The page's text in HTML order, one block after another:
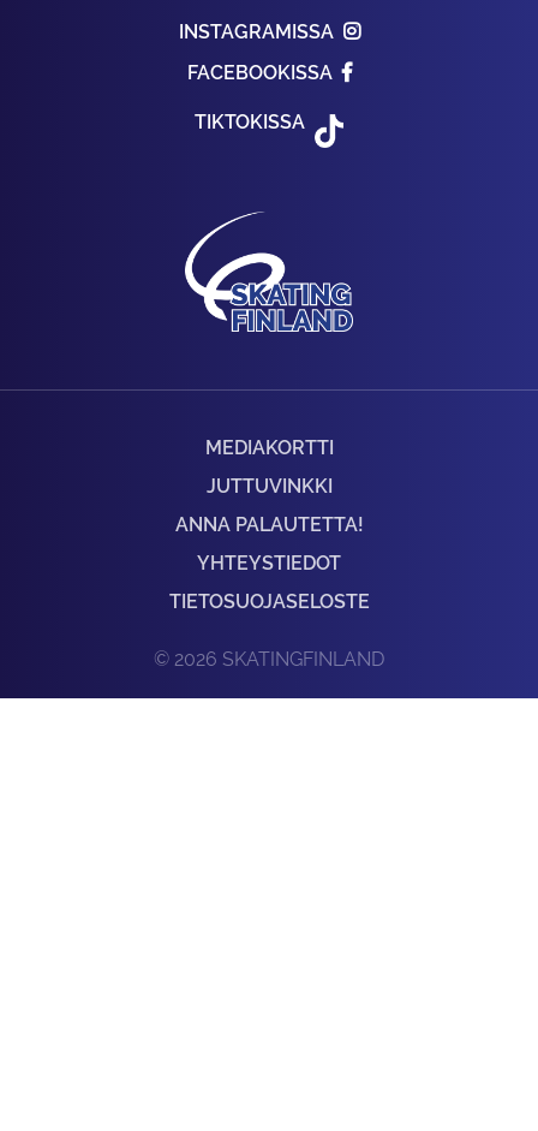
INSTAGRAMISSA
FACEBOOKISSA
TIKTOKISSA
MEDIAKORTTI
JUTTUVINKKI
ANNA PALAUTETTA!
YHTEYSTIEDOT
TIETOSUOJASELOSTE
© 2026 SKATINGFINLAND